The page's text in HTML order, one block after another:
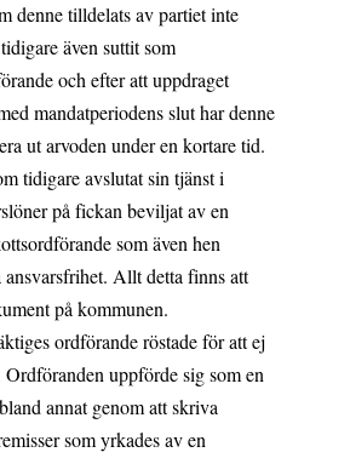
denne tilldelats av partiet inte
även suttit som
och efter att uppdraget
mandatperiodens slut har denne
ut arvoden under en kortare tid.
tidigare avslutat sin tjänst i
på fickan beviljat av en
som även hen
ansvarsfrihet. Allt detta finns att
på kommunen.
ordförande röstade för att ej
uppförde sig som en
annat genom att skriva
som yrkades av en